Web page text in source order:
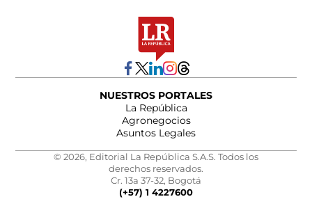
NUESTROS PORTALES
La República
Agronegocios
Asuntos Legales
© 2026, Editorial La República S.A.S. Todos los
derechos reservados.
Cr. 13a 37-32, Bogotá
(+57) 1 4227600